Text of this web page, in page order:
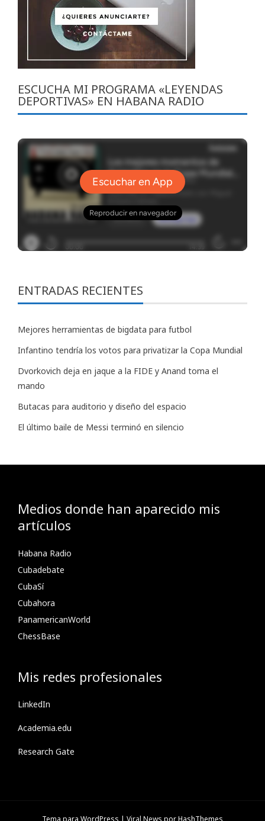
ESCUCHA MI PROGRAMA «LEYENDAS
DEPORTIVAS» EN HABANA RADIO
ENTRADAS RECIENTES
Mejores herramientas de bigdata para futbol
Infantino tendría los votos para privatizar la Copa Mundial
Dvorkovich deja en jaque a la FIDE y Anand toma el
mando
Butacas para auditorio y diseño del espacio
El último baile de Messi terminó en silencio
Medios donde han aparecido mis
artículos
Habana Radio
Cubadebate
CubaSí
Cubahora
PanamericanWorld
ChessBase
Mis redes profesionales
LinkedIn
Academia.edu
Research Gate